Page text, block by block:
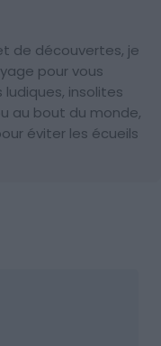
de découvertes, je
pour vous
insolites
au bout du monde,
éviter les écueils